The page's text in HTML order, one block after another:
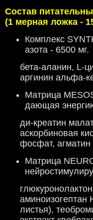
Состав
(1 мерная ложка -
Комплекс
азота - 6500 мг.
бета-аланин, L-
аргинин альфа-
Матрица
дающая
ди-креатин
аскорбиновая
фосфат, агматин
Матрица
аминоизогептан
листья),